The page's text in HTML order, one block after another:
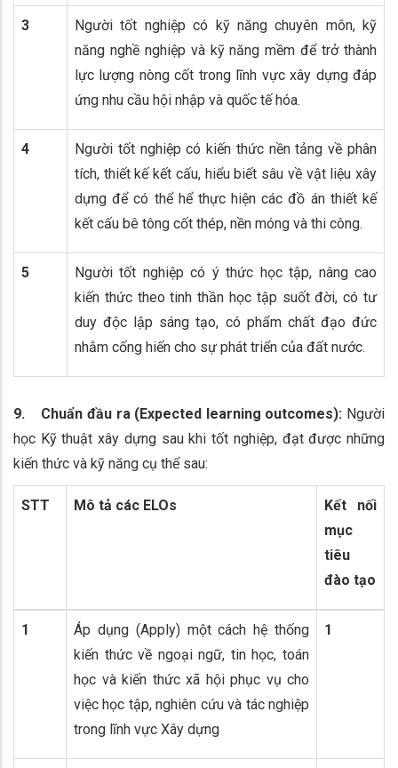
3
Người tốt nghiệp có kỹ năng chuyên môn, kỹ
năng nghề nghiệp và kỹ năng mềm để trở thành
lực lượng nòng cốt trong lĩnh vực xây dựng đáp
ứng nhu cầu hội nhập và quốc tế hóa.
4
Người tốt nghiệp có kiến thức nền tảng về phân
tích, thiết kế kết cấu, hiểu biết sâu về vật liệu xây
dựng để có thể hể thực hiện các đồ án thiết kế
kết cấu bê tông cốt thép, nền móng và thi công.
5
Người tốt nghiệp có ý thức học tập, nâng cao
kiến thức theo tinh thần học tập suốt đời, có tư
duy độc lập sáng tạo, có phẩm chất đạo đức
nhằm cống hiến cho sự phát triển của đất nước.
9. Chuẩn đầu ra (Expected learning outcomes): Người
học Kỹ thuật xây dựng sau khi tốt nghiệp, đạt được những
kiến thức và kỹ năng cụ thể sau:
STT Mô tả các ELOs
Kết nối
mục
tiêu
đào tạo
1
Áp dụng (Apply) một cách hệ thống
kiến thức về ngoại ngữ, tin học, toán
học và kiến thức xã hội phục vụ cho
việc học tập, nghiên cứu và tác nghiệp
trong lĩnh vực Xây dựng
1